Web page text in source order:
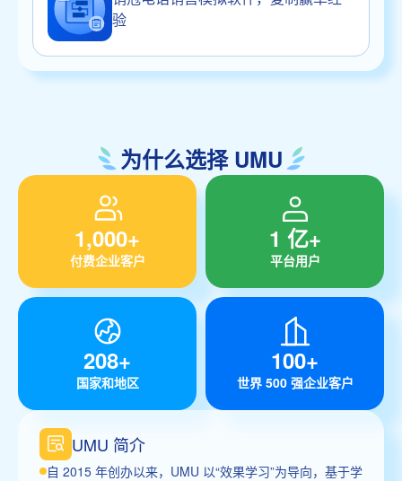
验
为什么选择 UMU
1,000+
付费企业客户
1 亿+
平台用户
208+
国家和地区
100+
世界 500 强企业客户
UMU 简介
自 2015 年创办以来，UMU 以“效果学习”为导向，基于学